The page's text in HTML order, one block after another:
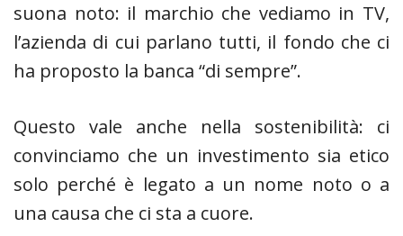
suona noto: il marchio che vediamo in TV,
l’azienda di cui parlano tutti, il fondo che ci
ha proposto la banca “di sempre”.
Questo vale anche nella sostenibilità: ci
convinciamo che un investimento sia etico
solo perché è legato a un nome noto o a
una causa che ci sta a cuore.